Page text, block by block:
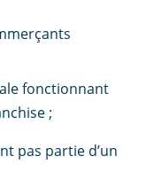
fonctionnant
;
pas partie d’un